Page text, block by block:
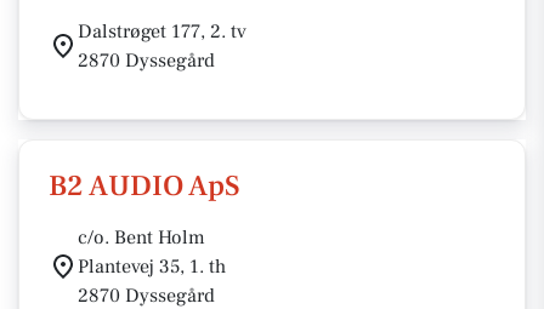
Dalstrøget 177, 2. tv
2870 Dyssegård
B2 AUDIO ApS
c/o. Bent Holm
Plantevej 35, 1. th
2870 Dyssegård